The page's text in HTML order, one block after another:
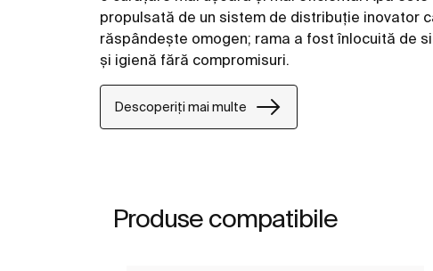
propulsată de un sistem de distribuție inovator
răspândește omogen; rama a fost înlocuită de
și igienă fără compromisuri.
Descoperiți mai multe
Produse compatibile